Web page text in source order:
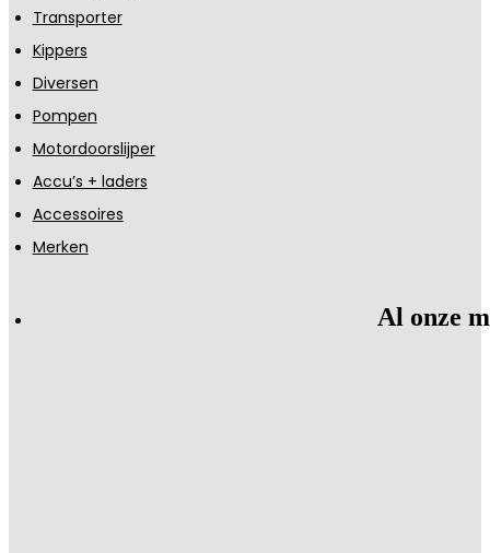
Transporter
Kippers
Diversen
Pompen
Motordoorslijper
Accu’s + laders
Accessoires
Merken
Al onze